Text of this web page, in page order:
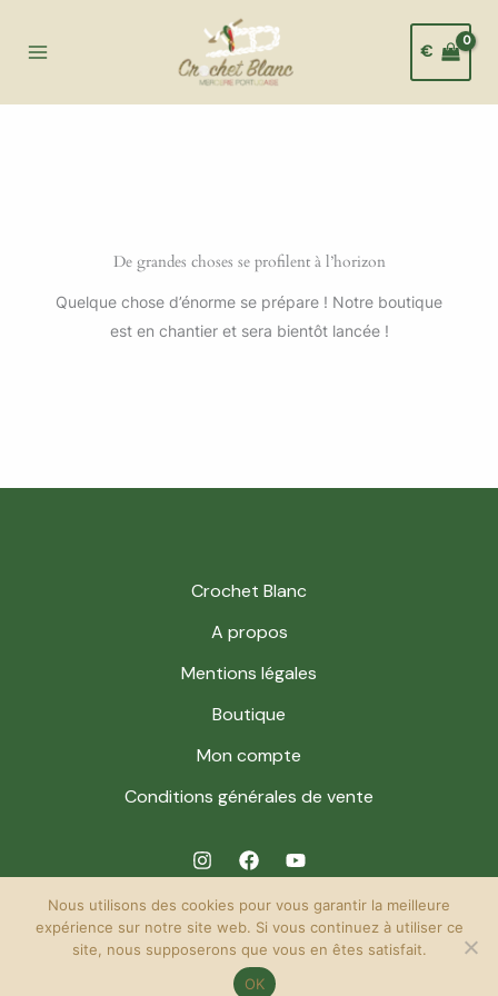
€
De grandes choses se profilent à l’horizon
Quelque chose d’énorme se prépare ! Notre boutique
est en chantier et sera bientôt lancée !
Crochet Blanc
A propos
Mentions légales
Boutique
Mon compte
Conditions générales de vente
© 2026 Crochet Blanc. Powered by Crochet Blanc.
Nous utilisons des cookies pour vous garantir la meilleure
expérience sur notre site web. Si vous continuez à utiliser ce
site, nous supposerons que vous en êtes satisfait.
OK